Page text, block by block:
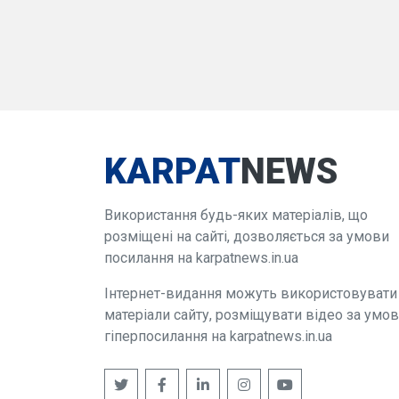
KARPATNEWS
Використання будь-яких матеріалів, що
розміщені на сайті, дозволяється за умови
посилання на karpatnews.in.ua
Інтернет-видання можуть використовувати
матеріали сайту, розміщувати відео за
гіперпосилання на karpatnews.in.ua